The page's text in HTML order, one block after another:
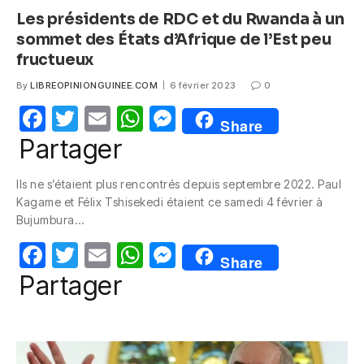
Les présidents de RDC et du Rwanda à un
sommet des États d’Afrique de l’Est peu
fructueux
By LIBREOPINIONGUINEE.COM 6 février 2023 0
F
a
e
b
o
o
k
T
w
itt
er
E
m
W
s
p
p
M
e
e
g
er
Share
Partager
Ils ne s’étaient plus rencontrés depuis septembre 2022. Paul
Kagame et Félix Tshisekedi étaient ce samedi 4 février à
Bujumbura…
F
a
e
T
w
itt
er
E
m
W
s
M
e
e
Share
Partager